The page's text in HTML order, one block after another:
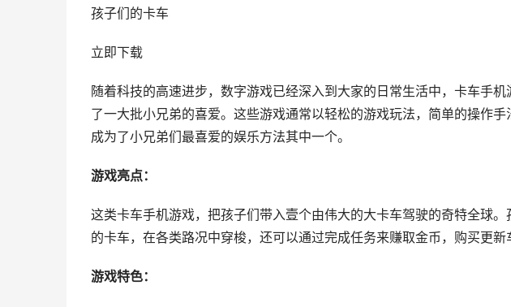
孩子们的卡车
立即下载
随着科技的高速进步，数字游戏已经深入到大家的日常生活中，卡车手
了一大批小兄弟的喜爱。这些游戏通常以轻松的游戏玩法，简单的操作手
成为了小兄弟们最喜爱的娱乐方法其中一个。
游戏亮点：
这类卡车手机游戏，把孩子们带入壹个由伟大的大卡车驾驶的奇特全球
的卡车，在各类路况中穿梭，还可以通过完成任务来赚取金币，购买更新
游戏特色：